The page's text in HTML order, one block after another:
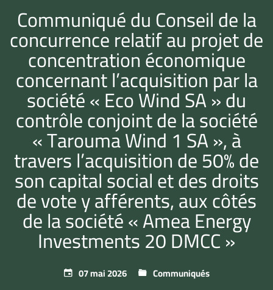
Communiqué du Conseil de la
concurrence relatif au projet de
concentration économique
concernant l’acquisition par la
société « Eco Wind SA » du
contrôle conjoint de la société
« Tarouma Wind 1 SA », à
travers l’acquisition de 50% de
son capital social et des droits
de vote y afférents, aux côtés
de la société « Amea Energy
Investments 20 DMCC »
07 mai 2026 Communiqués